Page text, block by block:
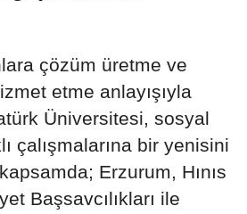
çözüm üretme ve
etme anlayışıyla
Üniversitesi, sosyal
çalışmalarına bir yenisini
Erzurum, Hınıs
Başsavcılıkları ile